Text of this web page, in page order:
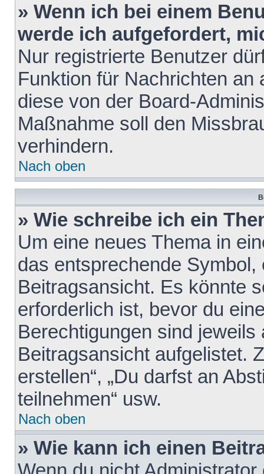
» Wenn ich bei einem
werde ich aufgefordert,
Nur registrierte Benutzer
Funktion für Nachrichten
diese von der Board-
Maßnahme soll den
verhindern.
Nach oben
» Wie schreibe ich ein
Um eine neues Thema in
das entsprechende
Beitragsansicht. Es könnte
erforderlich ist, bevor du
Berechtigungen sind
Beitragsansicht aufgelistet.
erstellen“, „Du darfst an
teilnehmen“ usw.
Nach oben
» Wie kann ich einen